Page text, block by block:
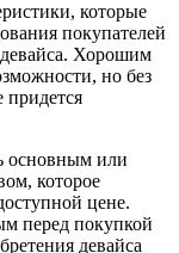
которые
покупателей
Хорошим
но без
основным или
которое
цене.
перед покупкой
девайса